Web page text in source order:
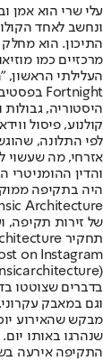
עלי שרי הוא אמן
ונחשב לאחד
התיכון. הוא מחלק
היסטוריה,
קולנוע, פיסול
לפי התלונה,
אזרחי, מה שעשוי
והדין ההומניטרי
היה בתקיפה
של זירות תקיפה,
תחקיר Forensic Architecture על התקיפה
on Instagram
בדברים שצוטטו
וגם במאבק
מבקש שהאירוע
שנהרגו באותו יום.
התקיפה אירעה